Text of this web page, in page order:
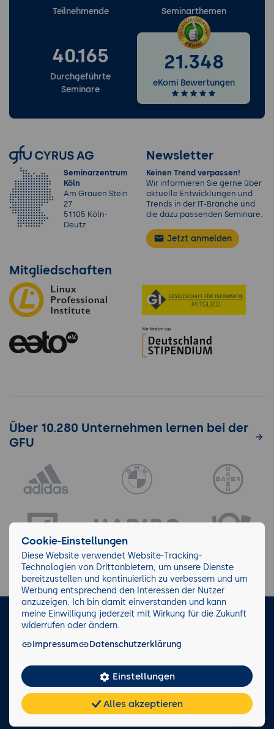
Teilnehmende Seminarthemen
40.165
Durchgeführte
Seminare
21.348
eKomi Bewertungen
Seminarzentrum
Köln
Am Grauen Stein
27
51105 Köln-
Deutz
Newsletter
Keinen Trend verpassen!
Wir informieren Sie gerne über
aktuelle Entwicklungen und
Trends in der IT-Branche und
die dazu passenden Seminare.
Jetzt anmelden
Mitgliedschaften
Über 10.280 Unternehmen lernen bei der
GFU
LinkedIn Facebook
Facts
0221 82 80 90
Teilen FAQ Cookies
Cookie-Einstellungen
Diese Website verwendet Website-Tracking-
Technologien von Drittanbietern, um unsere Dienste
bereitzustellen und kontinuierlich zu verbessern und um
Werbung entsprechend den Interessen der Nutzer
anzuzeigen. Ich bin damit einverstanden und kann
meine Einwilligung jederzeit mit Wirkung für die Zukunft
widerrufen oder ändern.
Impressum
Datenschutzerklärung
Einstellungen
Alles akzeptieren